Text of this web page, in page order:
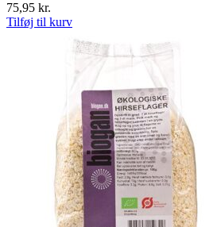
75,95 kr.
Tilføj til kurv